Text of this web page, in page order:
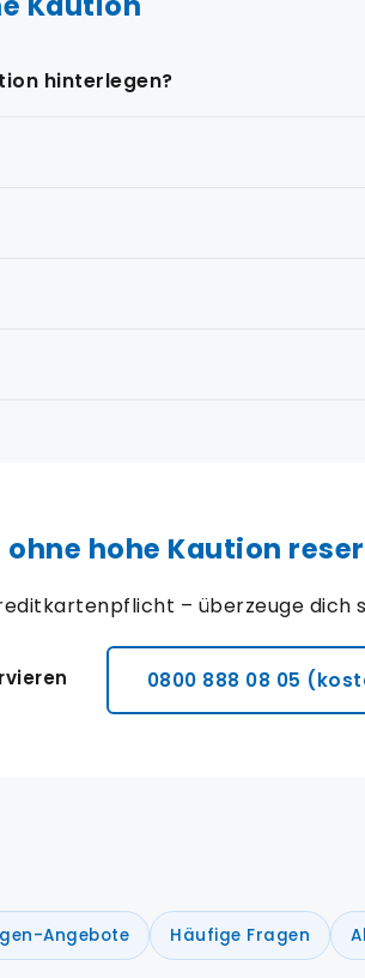
hinterlegen?
hohe Kaution
– überzeuge dich
0800 888 08 05
Angebote Häufige Fragen